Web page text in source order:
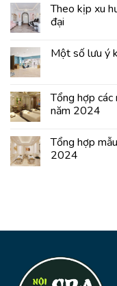
Theo kịp xu
đại
Một số lưu ý
Tổng hợp
năm 2024
Tổng hợp
2024